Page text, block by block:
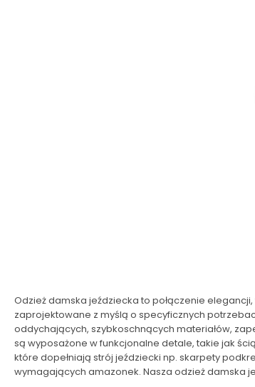
Odzież damska jeździecka to połączenie
zaprojektowane z myślą o specyficznych
oddychających, szybkoschnących materiałów,
są wyposażone w funkcjonalne detale, takie jak
które dopełniają strój jeździecki np. skarpety
wymagających amazonek. Nasza odzież damska